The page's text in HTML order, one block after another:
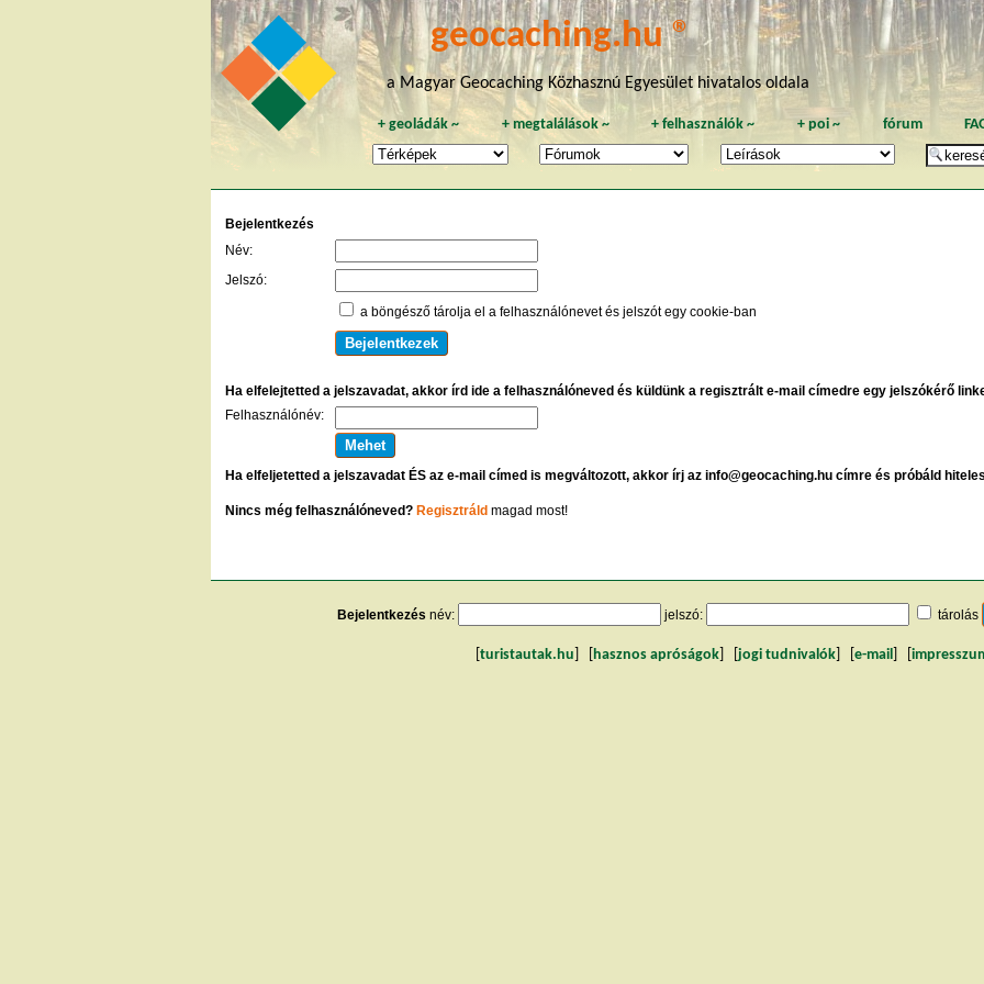
geocaching.hu ®
a Magyar Geocaching Közhasznú Egyesület hivatalos oldala
+geoládák ~ + megtalálások~ +felhasználók ~ + poi~ fórum
Bejelentkezés
Név:
Jelszó:
a böngésző tárolja el a felhasználónevet és jelszót egy cookie-ban
Ha elfelejtetted a jelszavadat, akkor írd ide a felhasználóneved és küldünk a regisztrált e-mail címedre egy jelszókérő
Felhasználónév:
Ha elfeljetetted a jelszavadat ÉS az e-mail címed is megváltozott, akkor írj az info@geocaching.hu címre és próbáld
Nincs még felhasználóneved? Regisztráld magad most!
Bejelentkezés név: jelszó: tárolás
turistautak.hu hasznos apróságok jogi tudnivalók e-mail